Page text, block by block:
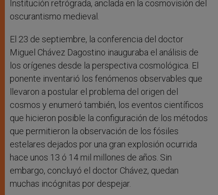
Institución retrógrada, anclada en la cosmovisión del
oscurantismo medieval.
El 23 de septiembre, la conferencia del doctor
Miguel Chávez Dagostino inauguraba el análisis de
los orígenes desde la perspectiva cosmológica. El
ponente inventarió los fenómenos observables que
llevaron a postular el problema del origen del
cosmos y enumeró también, los eventos científicos
que hicieron posible la configuración de los métodos
que permitieron la observación de los fósiles
estelares dejados por una gran explosión ocurrida
hace unos 13 ó 14 mil millones de años. Sin
embargo, concluyó el doctor Chávez, quedan
muchas incógnitas por despejar.